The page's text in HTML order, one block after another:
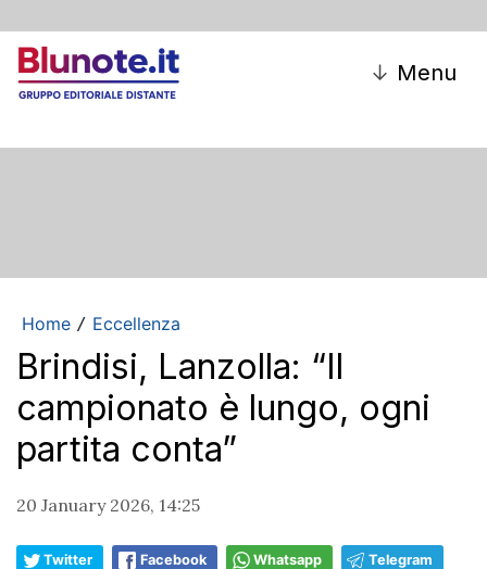
↓ Menu
Home / Eccellenza
Brindisi, Lanzolla: “Il
campionato è lungo, ogni
partita conta”
20 January 2026, 14:25
Twitter Facebook Whatsapp Telegram